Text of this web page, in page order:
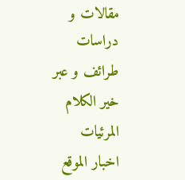
مقالات و
دراسات
طرائف و عبر
خير الكلام
المرئيات
اخبار الموقع